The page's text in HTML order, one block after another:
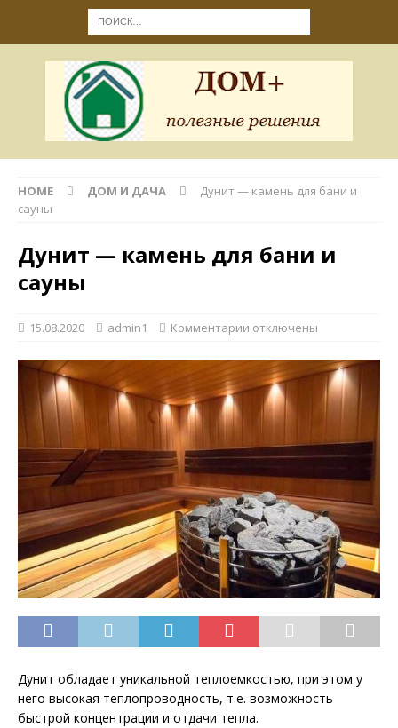
HOME ДОМ И ДАЧА
Дунит — камень для бани и
сауны
Дунит — камень для бани и
сауны
15.08.2020 admin1 Комментарии отключены
Дунит обладает уникальной теплоемкостью, при этом у
него высокая теплопроводность, т.е. возможность
быстрой концентрации и отдачи тепла.